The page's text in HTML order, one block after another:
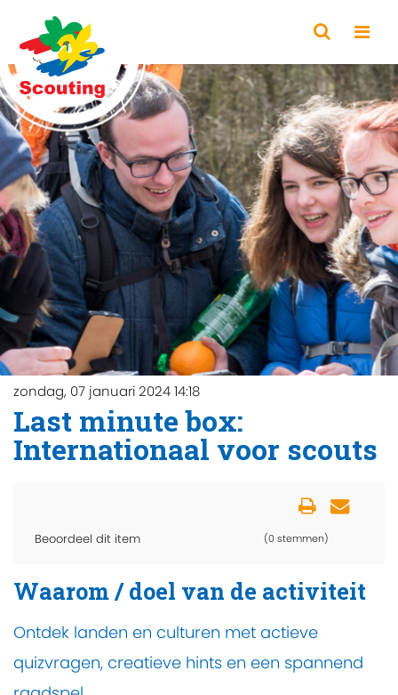
zondag, 07 januari 2024 14:18
Last minute box:
Internationaal voor scouts
Beoordeel dit item (0 stemmen)
Waarom / doel van de activiteit
Ontdek landen en culturen met actieve
quizvragen, creatieve hints en een spannend